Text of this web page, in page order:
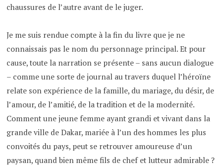
chaussures de l’autre avant de le juger.
Je me suis rendue compte à la fin du livre que je ne
connaissais pas le nom du personnage principal. Et pour
cause, toute la narration se présente – sans aucun dialogue
– comme une sorte de journal au travers duquel l’héroïne
relate son expérience de la famille, du mariage, du désir, de
l’amour, de l’amitié, de la tradition et de la modernité.
Comment une jeune femme ayant grandi et vivant dans la
grande ville de Dakar, mariée à l’un des hommes les plus
convoités du pays, peut se retrouver amoureuse d’un
paysan, quand bien même fils de chef et lutteur admirable ?